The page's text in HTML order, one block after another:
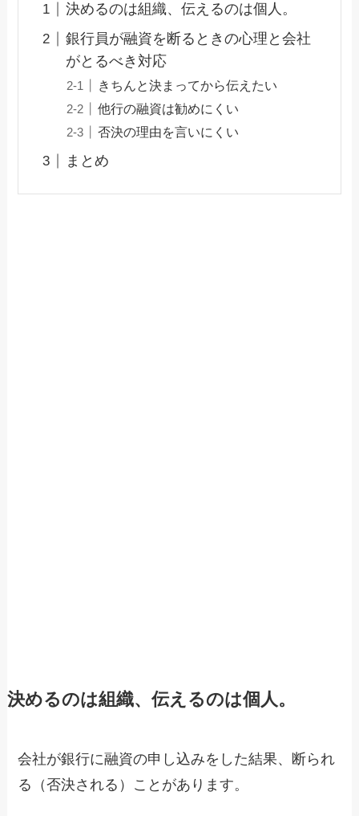
決めるのは組織、伝えるのは個人。
銀行員が融資を断るときの心理と会社
がとるべき対応
きちんと決まってから伝えたい
他行の融資は勧めにくい
否決の理由を言いにくい
まとめ
決めるのは組織、伝えるのは個人。
会社が銀行に融資の申し込みをした結果、断られ
る（否決される）ことがあります。